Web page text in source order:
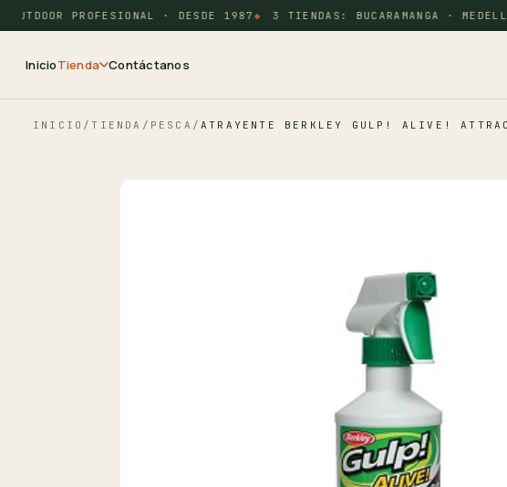
PROFESIONAL · DESDE 1987 3 TIENDAS: BUCARAMANGA ·
InicioTienda Contáctanos
INICIO / TIENDA / PESCA /ATRAYENTE BERKLEY GULP! ALIVE!